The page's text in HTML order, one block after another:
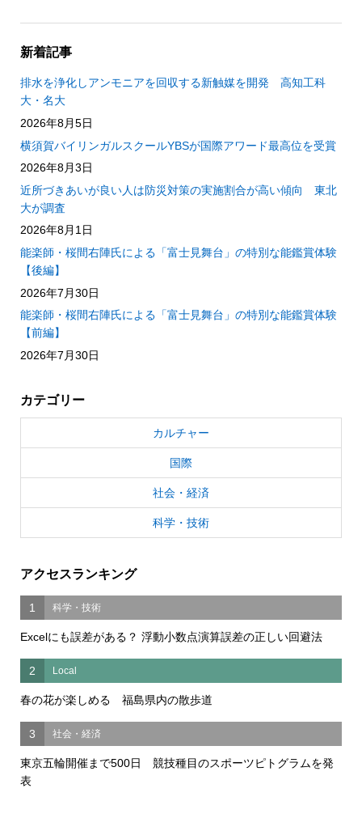
新着記事
排水を浄化しアンモニアを回収する新触媒を開発 高知工科
大・名大
2026年8月5日
横須賀バイリンガルスクールYBSが国際アワード最高位を受賞
2026年8月3日
近所づきあいが良い人は防災対策の実施割合が高い傾向 東北
大が調査
2026年8月1日
能楽師・桜間右陣氏による「富士見舞台」の特別な能鑑賞体験
【後編】
2026年7月30日
能楽師・桜間右陣氏による「富士見舞台」の特別な能鑑賞体験
【前編】
2026年7月30日
カテゴリー
カルチャー
国際
社会・経済
科学・技術
アクセスランキング
1 科学・技術
Excelにも誤差がある？ 浮動小数点演算誤差の正しい回避法
2 Local
春の花が楽しめる 福島県内の散歩道
3 社会・経済
東京五輪開催まで500日 競技種目のスポーツピトグラムを発
表